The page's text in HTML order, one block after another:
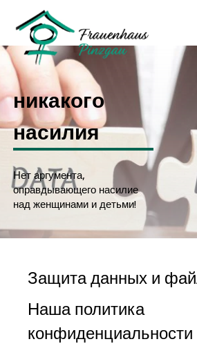
никакого
насилия
Нет аргумента,
оправдывающего насилие
над женщинами и детьми!
Защита данных и
Наша политика
конфиденциальности